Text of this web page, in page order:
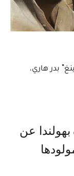
بدر هاري،